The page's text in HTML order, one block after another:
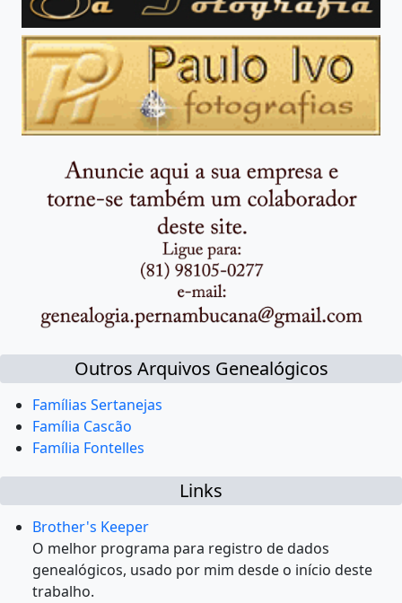
Outros Arquivos Genealógicos
Famílias Sertanejas
Família Cascão
Família Fontelles
Links
Brother's Keeper
O melhor programa para registro de dados
genealógicos, usado por mim desde o início deste
trabalho.